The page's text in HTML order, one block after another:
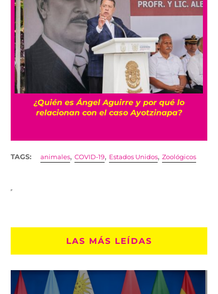
¿Quién es Ángel Aguirre y por qué lo
relacionan con el caso Ayotzinapa?
TAGS: animales,COVID-19, Estados Unidos,Zoológicos
LAS MÁS LEÍDAS